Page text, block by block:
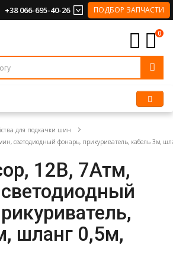
+38 066-695-40-26 ПОДБОР ЗАПЧАСТИ
0
для подкачки шин
светодиодный фонарь, прикуриватель, кабель 3м,
12В, 7Атм,
шланг 0,5м,